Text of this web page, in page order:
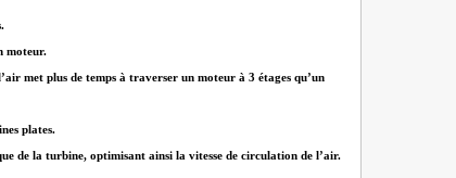
moteur.
met plus de temps à traverser un moteur à 3 étages qu’un
plates.
de la turbine, optimisant ainsi la vitesse de circulation de l’air.